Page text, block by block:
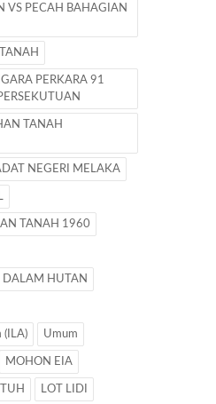
VS PECAH BAHAGIAN
PERKARA 91
TANAH
NEGERI MELAKA
TANAH 1960
DALAM HUTAN
(ILA) Umum
MOHON EIA
LOT LIDI